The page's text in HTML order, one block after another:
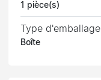
1 pièce(s)
Type d'emballage
Boîte